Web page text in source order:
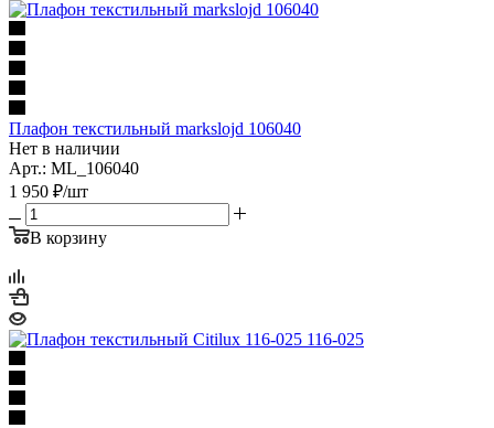
Плафон текстильный markslojd 106040
Нет в наличии
Арт.: ML_106040
1 950 ₽/шт
В корзину